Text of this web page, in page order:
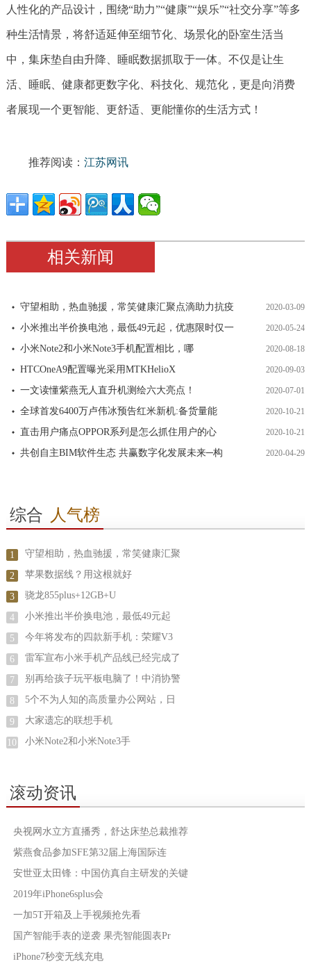
人性化的产品设计，围绕“助力”“健康”“娱乐”“社交分享”等多
种生活情景，将舒适延伸至细节化、场景化的卧室生活当
中，集床垫自由升降、睡眠数据抓取于一体。不仅是让生
活、睡眠、健康都更数字化、科技化、规范化，更是向消费
者展现一个更智能、更舒适、更能懂你的生活方式！
推荐阅读： 江苏网讯
相关新闻
守望相助，热血驰援，常笑健康汇聚点滴助力抗疫 2020-03-09
小米推出半价换电池，最低49元起，优惠限时仅一 2020-05-24
小米Note2和小米Note3手机配置相比，哪 2020-08-18
HTCOneA9配置曝光采用MTKHelioX 2020-09-03
一文读懂紫燕无人直升机测绘六大亮点！ 2020-07-01
全球首发6400万卢伟冰预告红米新机:备货量能 2020-10-21
直击用户痛点OPPOR系列是怎么抓住用户的心 2020-10-21
共创自主BIM软件生态 共赢数字化发展未来─构 2020-04-29
综合 人气榜
1 守望相助，热血驰援，常笑健康汇聚
2 苹果数据线？用这根就好
3 骁龙855plus+12GB+U
4 小米推出半价换电池，最低49元起
5 今年将发布的四款新手机：荣耀V3
6 雷军宣布小米手机产品线已经完成了
7 别再给孩子玩平板电脑了！中消协警
8 5个不为人知的高质量办公网站，日
9 大家遗忘的联想手机
10 小米Note2和小米Note3手
滚动资讯
央视网水立方直播秀，舒达床垫总裁推荐
紫燕食品参加SFE第32届上海国际连
安世亚太田锋：中国仿真自主研发的关键
2019年iPhone6splus会
一加5T开箱及上手视频抢先看
国产智能手表的逆袭 果壳智能圆表Pr
iPhone7秒变无线充电